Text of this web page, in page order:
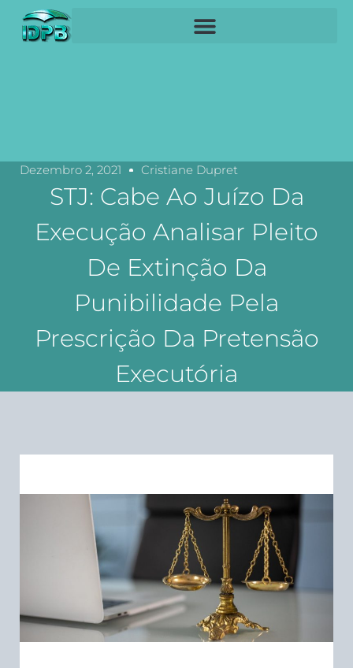
Dezembro 2, 2021 Cristiane Dupret
STJ: Cabe Ao Juízo Da
Execução Analisar Pleito
De Extinção Da
Punibilidade Pela
Prescrição Da Pretensão
Executória